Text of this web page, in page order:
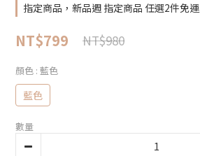
指定商品，新品週 指定商品 任選2件免運
NT$799 NT$980
顏色 : 藍色
藍色
數量